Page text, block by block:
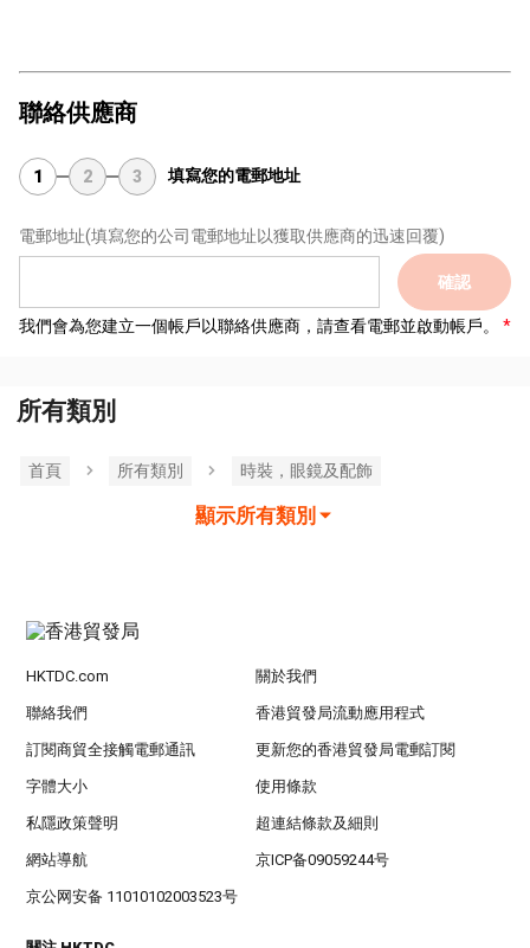
聯絡供應商
1 2 3 填寫您的電郵地址
電郵地址(填寫您的公司電郵地址以獲取供應商的迅速回覆)
確認
我們會為您建立一個帳戶以聯絡供應商，請查看電郵並啟動帳戶。
所有類別
首頁 所有類別 時裝，眼鏡及配飾
顯示所有類別
HKTDC.com 關於我們
聯絡我們 香港貿發局流動應用程式
訂閱商貿全接觸電郵通訊 更新您的香港貿發局電郵訂閱
字體大小 使用條款
私隱政策聲明 超連結條款及細則
網站導航 京ICP备09059244号
京公网安备 11010102003523号